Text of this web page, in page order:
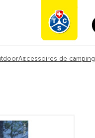
Accessoires de camping